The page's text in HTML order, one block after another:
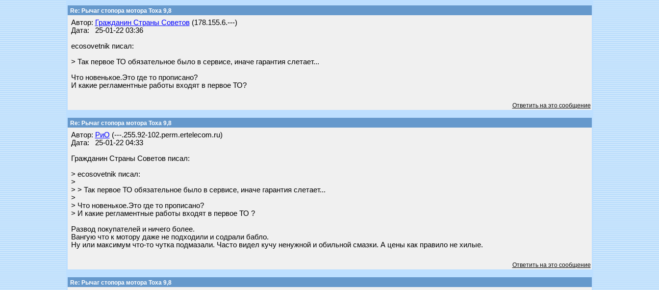
Re: Рычаг стопора мотора Тоха 9,8
Автор: Гражданин Страны Советов(178.155.6.---)
Дата: 25-01-22 03:36
ecosovetnik писал:
> Так первое ТО обязательное было в сервисе, иначе гарантия слетает...
Что новенькое.Это где то прописано?
И какие регламентные работы входят в первое ТО?
Ответить на это сообщение
Re: Рычаг стопора мотора Тоха 9,8
Автор: РиО (---.255.92-102.perm.ertelecom.ru)
Дата: 25-01-22 04:33
Гражданин Страны Советов писал:
> ecosovetnik писал:
>
> > Так первое ТО обязательное было в сервисе, иначе гарантия слетает...
>
> Что новенькое.Это где то прописано?
> И какие регламентные работы входят в первое ТО ?
Развод покупателей и ничего более.
Вангую что к мотору даже не подходили и содрали бабло.
Ну или максимум что-то чутка подмазали. Часто видел кучу ненужной и обильной смазки. А цены как правило не хилые.
Ответить на это сообщение
Re: Рычаг стопора мотора Тоха 9,8